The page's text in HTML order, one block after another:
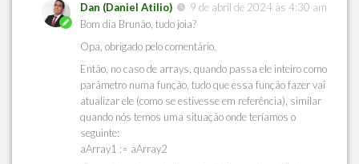
Dan (Daniel Atilio)
9 de abril de 2024 às 4:30 am
Bom dia Brunão, tudo joia?
Opa, obrigado pelo comentário.
Então, no caso de arrays, quando passa ele inteiro como
parâmetro numa função, tudo que essa função fazer vai
atualizar ele (como se estivesse em referência), similar
quando nós temos uma situação onde teríamos o
seguinte:
aArray1 := aArray2